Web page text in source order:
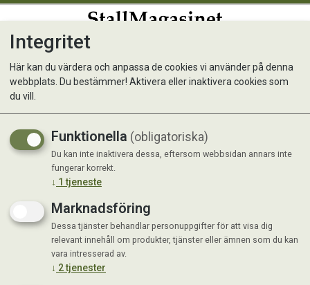
Keratex Hoof Moisturiser
500ml
Återställer rätt fuktnivå i hoven
Integritet
Här kan du värdera och anpassa de cookies vi använder på denna
webbplats. Du bestämmer! Aktivera eller inaktivera cookies som
du vill.
Funktionella (obligatoriska)
Du kan inte inaktivera dessa, eftersom webbsidan annars inte
fungerar korrekt.
↓ 1 tjeneste
Marknadsföring
Dessa tjänster behandlar personuppgifter för att visa dig
relevant innehåll om produkter, tjänster eller ämnen som du kan
vara intresserad av.
↓ 2tjenester